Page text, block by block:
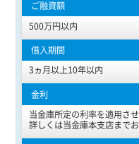
500万円以内
3ヵ月以上10年以内
当金庫所定の利率を適用さ
詳しくは当金庫本支店まで